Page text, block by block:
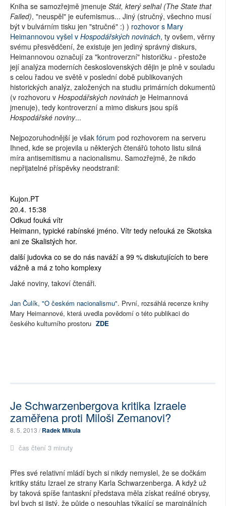
Kniha se samozřejmě jmenuje Stát, který selhal (The State that
Failed), "neuspěl" je eufemismus... Jiný (stručný, všechno musí
být v bulvárním tisku jen "stručné" :) ) rozhovor s Mary
Heimannovou vyšel v Hospodářských novinách, ty ovšem, věrny
svému přesvědčení, že existuje jen jediný správný diskurs,
Heimannovou označují za "kontroverzní" historičku - přestože
její analýza moderních československých dějin je plně v souladu
s celou řadou ve světě v poslední době publikovaných
historických analýz, založených na studiu primárních dokumentů
(v rozhovoru v Hospodářských novinách je Heimannová
jmenuje), tedy kontroverzní a mimo diskurs jsou spíš
Hospodářské noviny...
Nejpozoruhodnější je však fórum pod rozhovorem na serveru
Ihned, kde se projevila u některých čtenářů tohoto listu silná
míra antisemitismu a nacionalismu. Samozřejmě, že nikdo
nepřijatelné příspěvky neodstranil:
Kujon.PT
20.4. 15:38
Odkud fouká vítr
Heimann, typické rabínské jméno. Vítr tedy nefouká ze Skotska
ani ze Skalistých hor.
další judovka co se do nás naváží a 99 % diskutujících to bere
vážně a má z toho komplexy
Jaké noviny, takoví čtenáři.
Jan Čulík, "O českém nacionalismu". První, rozsáhlá recenze knihy
Mary Heimannové, která uvedla povědomí o této publikaci do
českého kulturního prostoru ZDE
Je Schwarzenbergova kritika Izraele
zaměřena proti Miloši Zemanovi?
8. 5. 2013 /Radek Mikula
čas čtení 3 minuty
Přes své relativní mládí bych si nikdy nemyslel, že se dočkám
kritiky státu Izrael ze strany Karla Schwarzenberga. A když už
by taková spíše fantaskní představa měla získat reálné obrysy,
byl bych si jistý, že půjde o nesouhlas týkající se marginálních